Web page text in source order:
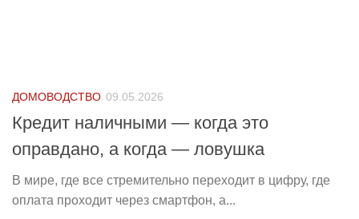
ДОМОВОДСТВО 09.05.2026
Кредит наличными — когда это
оправдано, а когда — ловушка
В мире, где все стремительно переходит в цифру, где
оплата проходит через смартфон, а...